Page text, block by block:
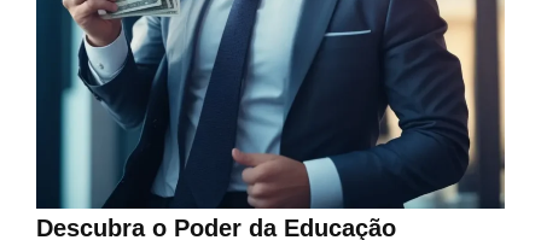
Descubra o Poder da Educação